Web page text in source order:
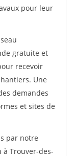
pour leur
gratuite et
recevoir
Une
demandes
et sites de
par notre
Trouver-des-